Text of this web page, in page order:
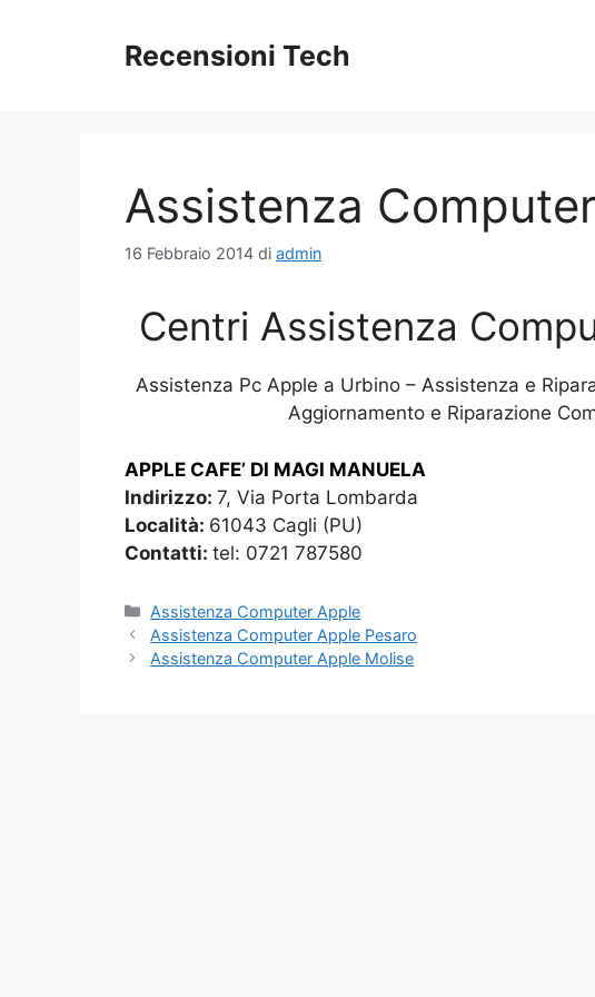
Recensioni Tech
Assistenza
16 Febbraio 2014 di admin
Centri Assistenza
Assistenza Pc Apple a Urbino – Assistenza e
Aggiornamento e Riparazione
APPLE CAFE’ DI MAGI MANUELA
Indirizzo: 7, Via Porta Lombarda
Località: 61043 Cagli (PU)
Contatti: tel: 0721 787580
Categorie
Assistenza Computer Apple
Assistenza Computer Apple Pesaro
Assistenza Computer Apple Molise